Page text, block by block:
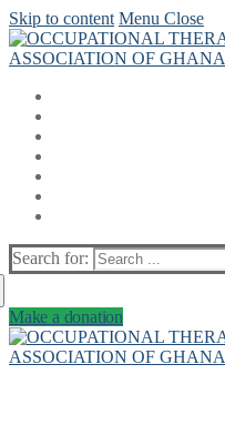
Skip to content Menu Close
Search for:
Make a donation